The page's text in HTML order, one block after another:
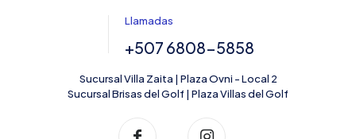
Llamadas
+507 6808-5858
Sucursal Villa Zaita | Plaza Ovni - Local 2
Sucursal Brisas del Golf | Plaza Villas del Golf